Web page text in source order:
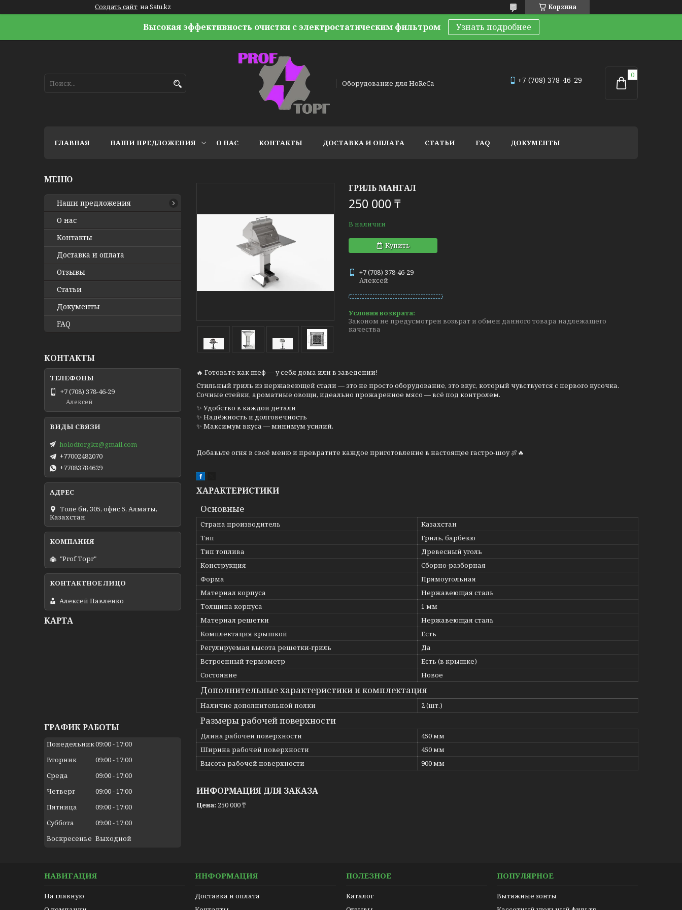
Создать сайт на Satu.kz Корзина
Высокая эффективность очистки с электростатическим фильтром Узнать подробнее
Оборудование для HoReCa +7 (708) 378-46-29
ГЛАВНАЯ НАШИ ПРЕДЛОЖЕНИЯ О НАС КОНТАКТЫ ДОСТАВКА И ОПЛАТА СТАТЬИ FAQ ДОКУМЕНТЫ
ГРИЛЬ МАНГАЛ
250 000 ₸
В наличии
Купить
+7 (708) 378-46-29
Алексей
Законом не предусмотрен возврат и обмен данного товара надлежащего
качества
🔥 Готовьте как шеф — у себя дома или в заведении!
Стильный гриль из нержавеющей стали — это не просто оборудование, это вкус, который чувствуется с первого кусочка.
Сочные стейки, ароматные овощи, идеально прожаренное мясо — всё под контролем.
✨ Удобство в каждой детали
✨ Надёжность и долговечность
✨ Максимум вкуса — минимум усилий.
Добавьте огня в своё меню и превратите каждое приготовление в настоящее гастро-шоу 🍖🔥
ХАРАКТЕРИСТИКИ
Основные
Страна производитель
Казахстан
Тип
Гриль, барбекю
Тип топлива
Древесный уголь
Конструкция
Сборно-разборная
Форма
Прямоугольная
Материал корпуса
Нержавеющая сталь
Толщина корпуса
1 мм
Материал решетки
Нержавеющая сталь
Комплектация крышкой
Есть
Регулируемая высота решетки-гриль
Да
Встроенный термометр
Есть (в крышке)
Состояние
Новое
Дополнительные характеристики и комплектация
Наличие дополнительной полки 2 (шт.)
Размеры рабочей поверхности
Длина рабочей поверхности
450 мм
Ширина рабочей поверхности
450 мм
Высота рабочей поверхности
900 мм
ИНФОРМАЦИЯ ДЛЯ ЗАКАЗА
Цена: 250 000 ₸
Наши предложения
О нас
Контакты
Доставка и оплата
Отзывы
Статьи
Документы
FAQ
КОНТАКТЫ
+7 (708) 378-46-29
Алексей
holodtorgkz@gmail.com
+77002482070
+77083784629
Толе би, 305, офис 5, Алматы,
Казахстан
"Prof Торг"
Алексей Павленко
КАРТА
ГРАФИК РАБОТЫ
Понедельник09:00 17:00
Вторник
09:00 17:00
Среда
09:00 17:00
Четверг
09:00 17:00
Пятница
09:00 17:00
Суббота
09:00 17:00
Воскресенье Выходной
НАВИГАЦИЯ
На главную
ИНФОРМАЦИЯ
Доставка и оплата
ПОЛЕЗНОЕ
Каталог
ПОПУЛЯРНОЕ
Вытяжные зонты